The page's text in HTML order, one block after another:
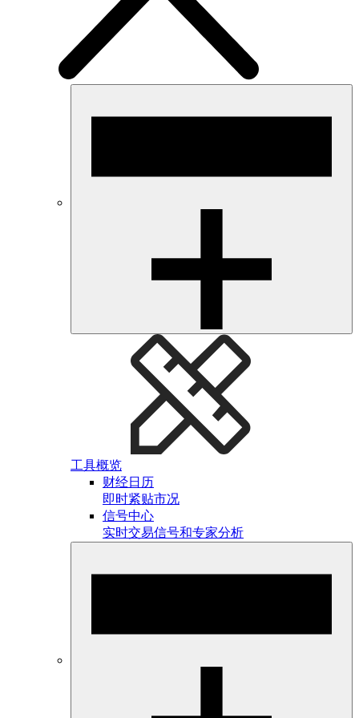
工具概览
财经日历
即时紧贴市况
信号中心
实时交易信号和专家分析